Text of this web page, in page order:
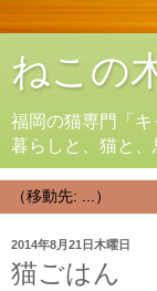
ねこの
福岡の猫専門「
暮らしと、猫と、
2014年8月21日木曜日
猫ごはん